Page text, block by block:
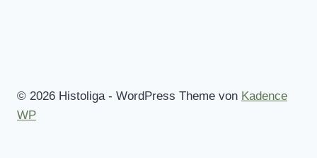
© 2026 Histoliga - WordPress Theme von Kadence
WP